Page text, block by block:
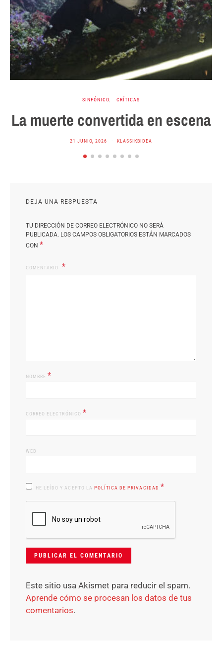
SINFÓNICO CRÍTICAS
La muerte convertida en escena
21 JUNIO, 2026 KLASSIKBIDEA
DEJA UNA RESPUESTA
TU DIRECCIÓN DE CORREO ELECTRÓNICO NO SERÁ
PUBLICADA. LOS CAMPOS OBLIGATORIOS ESTÁN MARCADOS
CON *
COMENTARIO
NOMBRE *
CORREO ELECTRÓNICO *
WEB
HE LEÍDO Y ACEPTO LA POLÍTICA DE PRIVACIDAD *
Este sitio usa Akismet para reducir el spam.
Aprende cómo se procesan los datos de tus
comentarios.